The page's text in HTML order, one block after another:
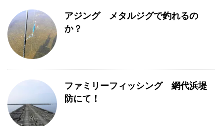
アジング メタルジグで釣れるの
か？
ファミリーフィッシング 網代浜堤
防にて！